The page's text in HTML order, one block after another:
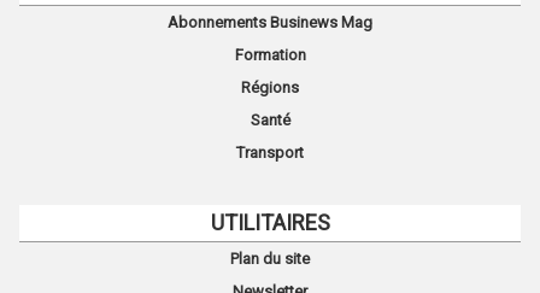
Abonnements Businews Mag
Formation
Régions
Santé
Transport
UTILITAIRES
Plan du site